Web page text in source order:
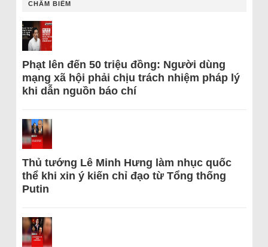
CHÂM BIẾM
Phạt lên đến 50 triệu đồng: Người dùng
mạng xã hội phải chịu trách nhiệm pháp lý
khi dẫn nguồn báo chí
Thủ tướng Lê Minh Hưng làm nhục quốc
thể khi xin ý kiến chỉ đạo từ Tổng thống
Putin